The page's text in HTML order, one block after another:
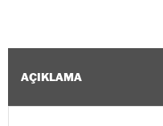
AÇIKLAMA